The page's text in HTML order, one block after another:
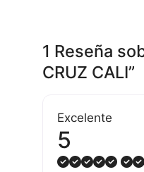
1 Reseña
CRUZ CALI”
Excelente
5